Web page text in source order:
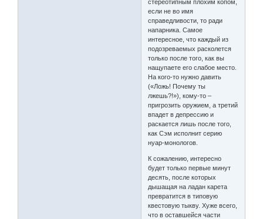
стереотипным плохим копом,
если не во имя
справедливости, то ради
напарника. Самое
интересное, что каждый из
подозреваемых расколется
только после того, как вы
нащупаете его слабое место.
На кого-то нужно давить
(«Ложь! Почему ты
лжешь?!»), кому-то –
пригрозить оружием, а третий
впадет в депрессию и
раскается лишь после того,
как Сэм исполнит серию
нуар-монологов.
К сожалению, интересно
будет только первые минут
десять, после которых
дышащая на ладан карета
превратится в типовую
квестовую тыкву. Хуже всего,
что в оставшейся части